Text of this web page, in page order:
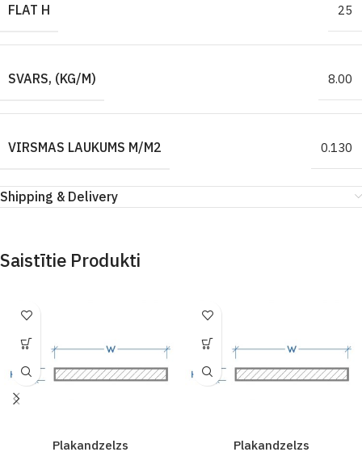
FLAT H 25
SVARS, (KG/M) 8.00
VIRSMAS LAUKUMS M/M2 0.130
Shipping & Delivery
Saistītie Produkti
Plakandzelzs Plakandzelzs